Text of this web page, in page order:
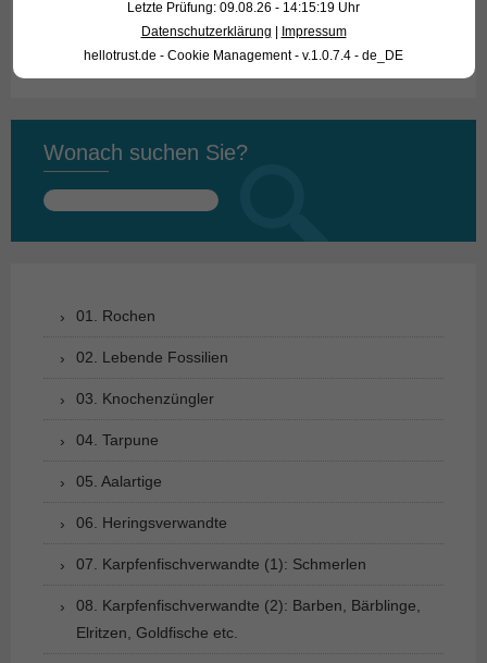
Text & Photos: Frank Schäfer
Wonach suchen Sie?
Suchen
01. Rochen
02. Lebende Fossilien
03. Knochenzüngler
04. Tarpune
05. Aalartige
06. Heringsverwandte
07. Karpfenfischverwandte (1): Schmerlen
08. Karpfenfischverwandte (2): Barben, Bärblinge,
Elritzen, Goldfische etc.
Letzte Prüfung: 09.08.26 - 14:15:19 Uhr
Datenschutzerklärung | Impressum
hellotrust.de - Cookie Management - v.1.0.7.4 - de_DE